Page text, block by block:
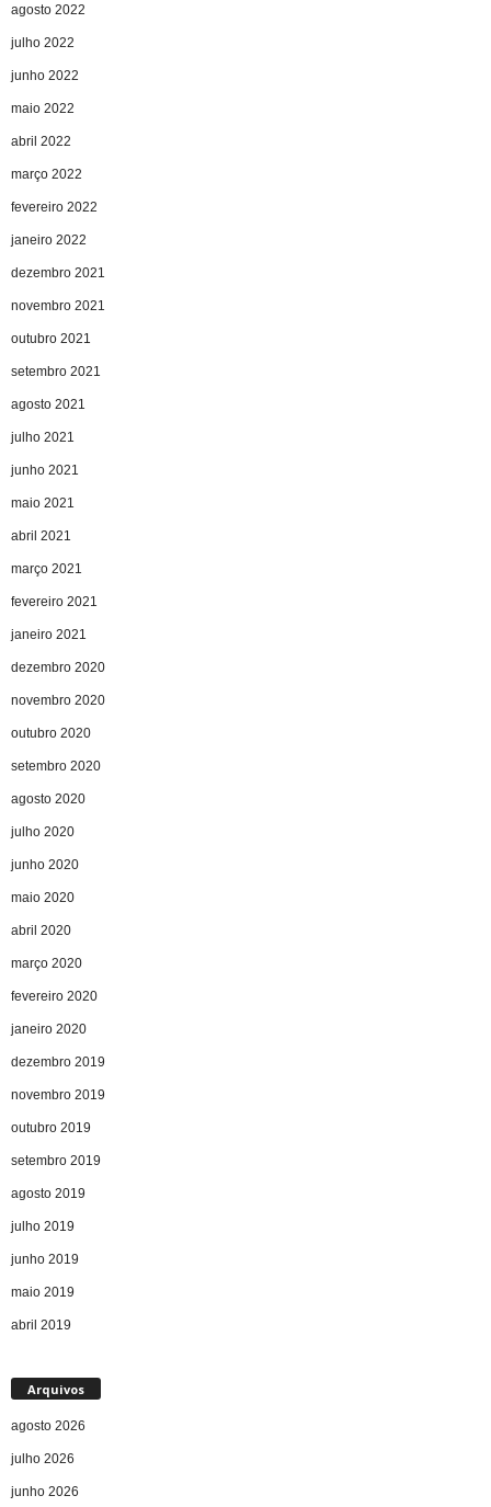
agosto 2022
julho 2022
junho 2022
maio 2022
abril 2022
março 2022
fevereiro 2022
janeiro 2022
dezembro 2021
novembro 2021
outubro 2021
setembro 2021
agosto 2021
julho 2021
junho 2021
maio 2021
abril 2021
março 2021
fevereiro 2021
janeiro 2021
dezembro 2020
novembro 2020
outubro 2020
setembro 2020
agosto 2020
julho 2020
junho 2020
maio 2020
abril 2020
março 2020
fevereiro 2020
janeiro 2020
dezembro 2019
novembro 2019
outubro 2019
setembro 2019
agosto 2019
julho 2019
junho 2019
maio 2019
abril 2019
Arquivos
agosto 2026
julho 2026
junho 2026